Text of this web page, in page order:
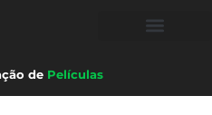
de Películas